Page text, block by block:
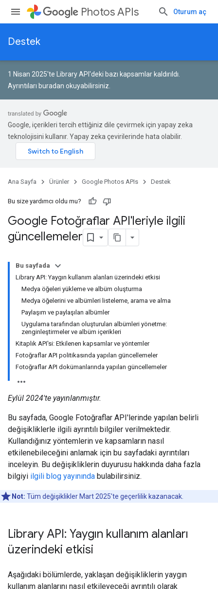
Photos APIs Oturum aç
Destek
1 Nisan 2025'te Library API'deki bazı kapsamlar kaldırıldı.
Ayrıntıları buradan okuyabilirsiniz
Google, içerikleri tercih ettiğiniz dile çevirmek için yapay zeka
teknolojisini kullanır. Yapay zeka çevirilerinde hata olabilir.
Ana Sayfa Ürünler Google Photos APIs Destek
Bu size yardımcı oldu mu?
Google Fotoğraflar API'leriyle ilgili
güncellemeler
Bu sayfada
Library API: Yaygın kullanım alanları üzerindeki etkisi
Medya öğeleri yükleme ve albüm oluşturma
Medya öğelerini ve albümleri listeleme, arama ve alma
Paylaşım ve paylaşılan albümler
Uygulama tarafından oluşturulan albümleri yönetme:
zenginleştirmeler ve albüm içerikleri
Kitaplık API'si: Etkilenen kapsamlar ve yöntemler
Fotoğraflar API politikasında yapılan güncellemeler
Fotoğraflar API dokümanlarında yapılan güncellemeler
Eylül 2024'te yayınlanmıştır.
Bu sayfada, Google Fotoğraflar API'lerinde yapılan belirli
değişikliklerle ilgili ayrıntılı bilgiler verilmektedir.
Kullandığınız yöntemlerin ve kapsamların nasıl
etkilenebileceğini anlamak için bu sayfadaki ayrıntıları
inceleyin. Bu değişikliklerin duyurusu hakkında daha fazla
bilgiyi ilgili blog yayınında bulabilirsiniz.
Not: Tüm değişiklikler Mart 2025'te geçerlilik kazanacak.
Library API: Yaygın kullanım alanları
üzerindeki etkisi
Aşağıdaki bölümlerde, yaklaşan değişikliklerin yaygın
kullanım alanlarını nasıl etkileyeceği ayrıntılı olarak